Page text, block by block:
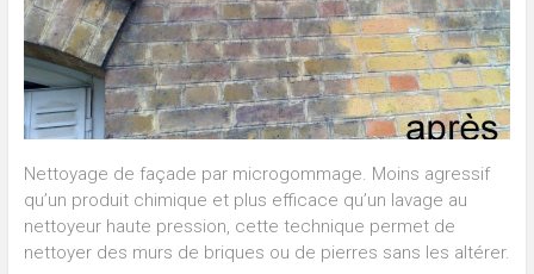
Nettoyage de façade par microgommage. Moins agressif
qu’un produit chimique et plus efficace qu’un lavage au
nettoyeur haute pression, cette technique permet de
nettoyer des murs de briques ou de pierres sans les altérer.